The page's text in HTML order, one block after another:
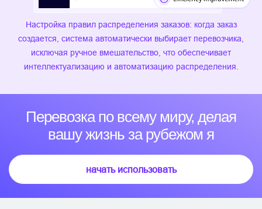
Настройка правил распределения заказов: когда заказ
создается, система автоматически выбирает перевозчика,
исключая ручное вмешательство, что обеспечивает
интеллектуализацию и автоматизацию распределения.
Перевозка по всему миру, делая
вашу жизнь за рубежом я
начать использовать